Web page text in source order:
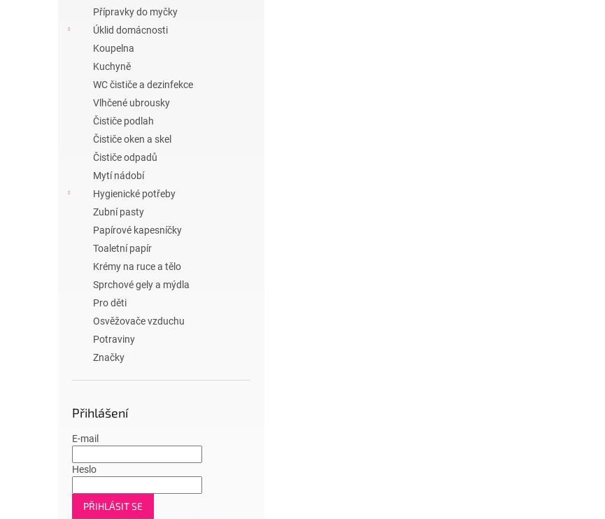
Přípravky do myčky
Úklid domácnosti
Koupelna
Kuchyně
WC čističe a dezinfekce
Vlhčené ubrousky
Čističe podlah
Čističe oken a skel
Čističe odpadů
Mytí nádobí
Hygienické potřeby
Zubní pasty
Papírové kapesníčky
Toaletní papír
Krémy na ruce a tělo
Sprchové gely a mýdla
Pro děti
Osvěžovače vzduchu
Potraviny
Značky
Přihlášení
E-mail
Heslo
PŘIHLÁSIT SE